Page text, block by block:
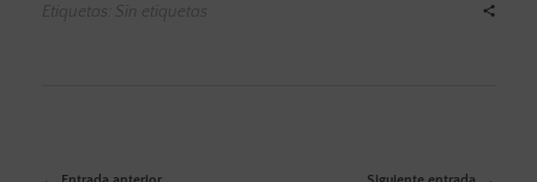
Etiquetas: Sin etiquetas